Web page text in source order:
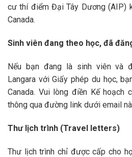
cư thí điểm Đại Tây Dương (AIP)
Canada.
Sinh viên đang theo học, đã
Nếu bạn đang là sinh viên và
Langara với Giấy phép du học,
Canada. Vui lòng điền Kế hoạch
thông qua đường link dưới email
Thư lịch trình (Travel letters)
Thư lịch trình chỉ được cấp cho